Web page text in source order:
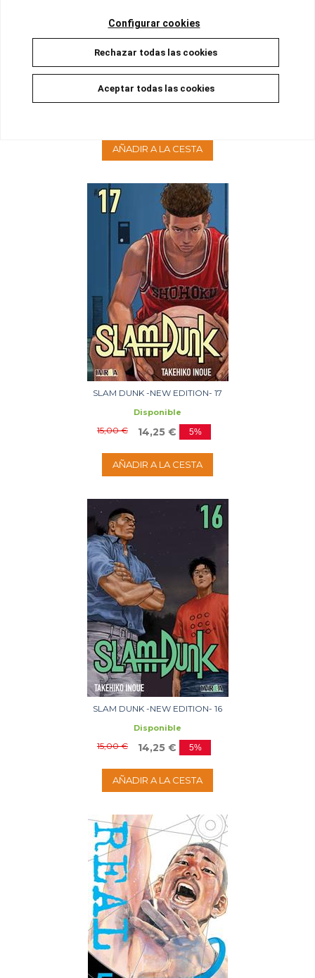
SLAM DUNK -NEW EDITION- 18
AÑADIR A LA CESTA
SLAM DUNK -NEW EDITION- 17
Disponible
15,00 € 14,25 € 5%
AÑADIR A LA CESTA
SLAM DUNK -NEW EDITION- 16
Disponible
15,00 € 14,25 € 5%
AÑADIR A LA CESTA
Configurar cookies
Rechazar todas las cookies
Aceptar todas las cookies